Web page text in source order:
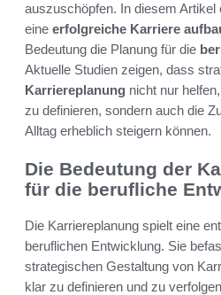
auszuschöpfen. In diesem
eine erfolgreiche Karriere
Bedeutung die Planung für die
Aktuelle Studien zeigen, dass
Karriereplanung nicht nur
zu definieren, sondern auch die
Alltag erheblich steigern können.
Die Bedeutung der
für die berufliche
Die Karriereplanung spielt eine
beruflichen Entwicklung. Sie
strategischen Gestaltung von
klar zu definieren und zu